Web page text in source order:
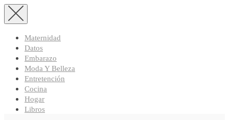
Maternidad
Datos
Embarazo
Moda Y Belleza
Entretención
Cocina
Hogar
Libros